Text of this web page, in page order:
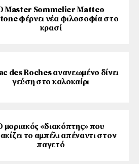
Master Sommelier Matteo
φέρνει νέα φιλοσοφία στο
κρασί
des Roches ανανεωμένο δίνει
γεύση στο καλοκαίρι
μοριακός «διακόπτης» που
το αμπέλι απέναντι στον
παγετό